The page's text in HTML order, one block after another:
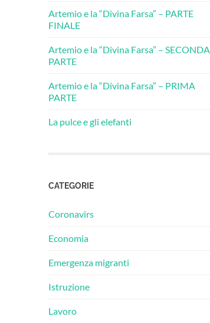
Artemio e la “Divina Farsa” – PARTE
FINALE
Artemio e la “Divina Farsa” – SECONDA
PARTE
Artemio e la “Divina Farsa” – PRIMA
PARTE
La pulce e gli elefanti
CATEGORIE
Coronavirs
Economia
Emergenza migranti
Istruzione
Lavoro